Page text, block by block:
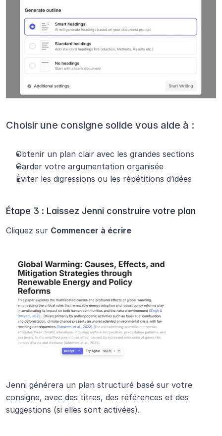
Choisir une consigne solide vous aide à :
Obtenir un plan clair avec les grandes sections
Garder votre argumentation organisée
Éviter les digressions ou les répétitions d’idées
Étape 3 : Laissez Jenni construire votre plan
Cliquez sur Commencer à écrire
Jenni générera un plan structuré basé sur votre
consigne, avec des titres, des références et des
suggestions (si elles sont activées).